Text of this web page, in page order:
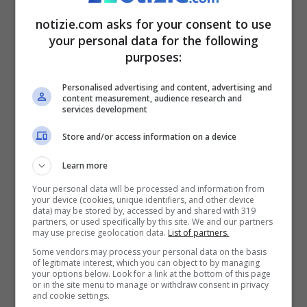
compagno, Matteo Ardea, che scherza:
“Ciao, sei fidanzata?”.
notizie.com asks for your consent to use
your personal data for the following
purposes:
Personalised advertising and content, advertising and
content measurement, audience research and
services development
Store and/or access information on a device
Learn more
Your personal data will be processed and information from
your device (cookies, unique identifiers, and other device
data) may be stored by, accessed by and shared with 319
partners, or used specifically by this site. We and our partners
may use precise geolocation data. List of partners.
Some vendors may process your personal data on the basis
of legitimate interest, which you can object to by managing
your options below. Look for a link at the bottom of this page
or in the site menu to manage or withdraw consent in privacy
and cookie settings.